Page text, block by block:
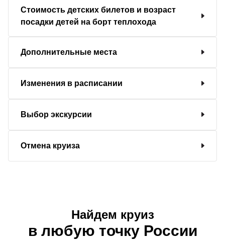
Стоимость детских билетов и возраст
посадки детей на борт теплохода
Дополнительные места
Изменения в расписании
Выбор экскурсии
Отмена круиза
Найдем круиз
в любую точку России